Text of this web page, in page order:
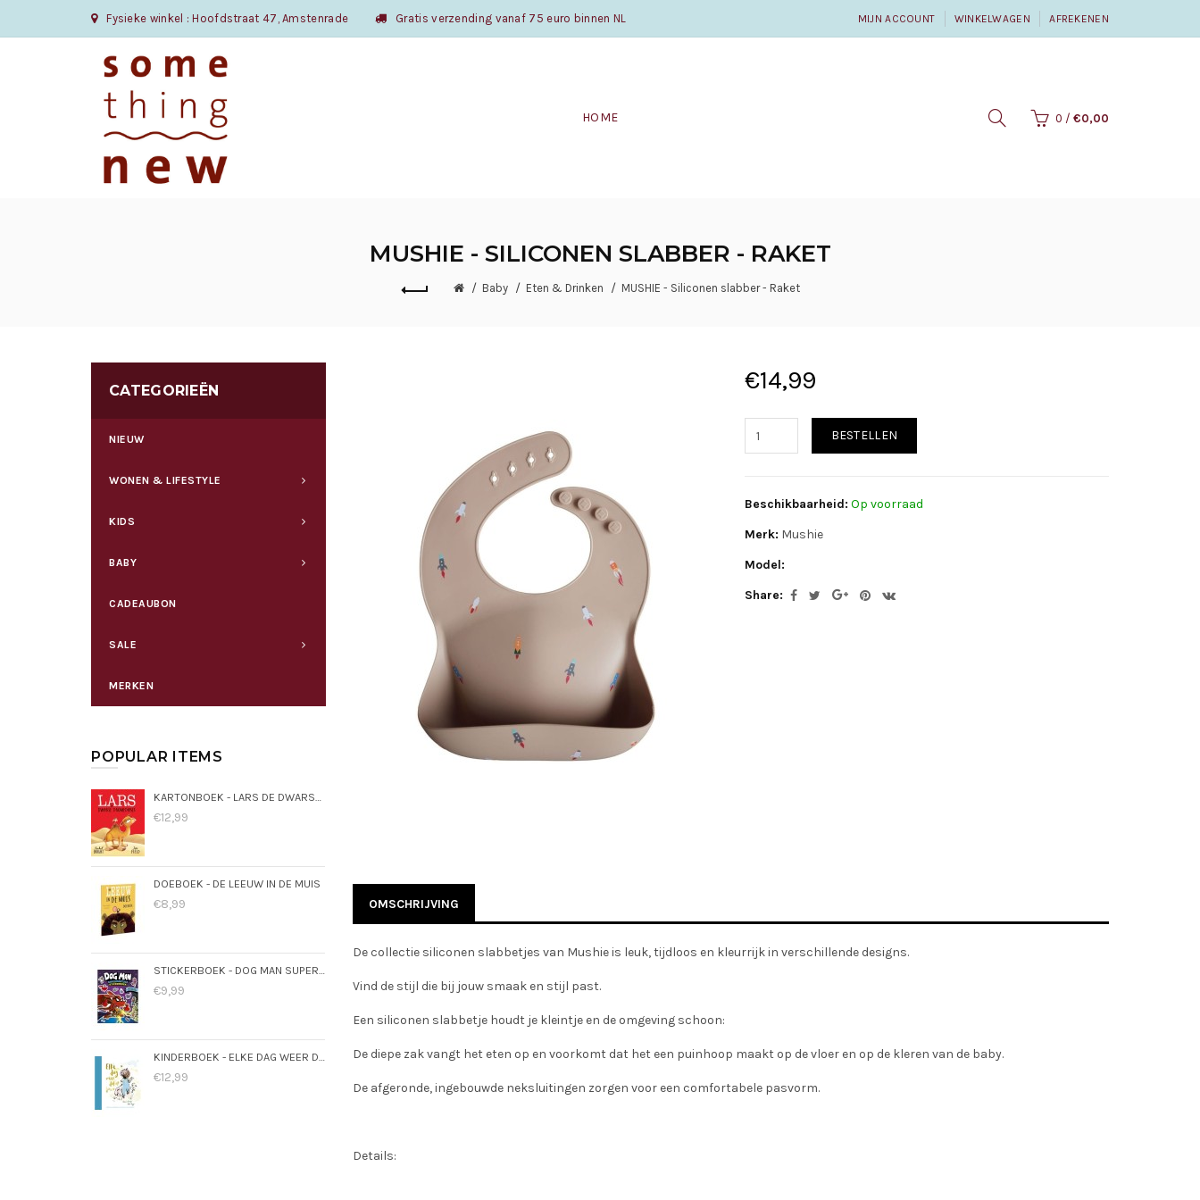
Fysieke winkel : Hoofdstraat 47, Amstenrade Gratis verzending vanaf 75 euro binnen NL MIJN ACCOUNT WINKELWAGEN AFREKENEN
HOME 0 / €0,00
MUSHIE - SILICONEN SLABBER - RAKET
Baby Eten & Drinken MUSHIE - Siliconen slabber - Raket
CATEGORIEËN
NIEUW
WONEN & LIFESTYLE
KIDS
BABY
CADEAUBON
SALE
MERKEN
POPULAR ITEMS
KARTONBOEK - LARS DE DWARSE DROMEDARIS
€12,99
DOEBOEK - DE LEEUW IN DE MUIS
€8,99
STICKERBOEK - DOG MAN SUPERMAATJES
€9,99
KINDERBOEK - ELKE DAG WEER DOL OP JOU
€12,99
€14,99
BESTELLEN
Beschikbaarheid: Op voorraad
Merk: Mushie
Model:
Share:
OMSCHRIJVING
De collectie siliconen slabbetjes van Mushie is leuk, tijdloos en kleurrijk in verschillende designs.
Vind de stijl die bij jouw smaak en stijl past.
Een siliconen slabbetje houdt je kleintje en de omgeving schoon:
De diepe zak vangt het eten op en voorkomt dat het een puinhoop maakt op de vloer en op de kleren van de baby.
De afgeronde, ingebouwde neksluitingen zorgen voor een comfortabele pasvorm.
Details: